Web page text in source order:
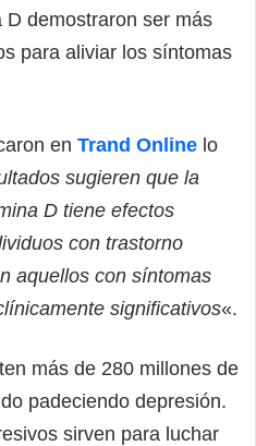
demostraron ser más
para aliviar los síntomas
en Trand Online lo
sugieren que la
D tiene efectos
con trastorno
aquellos con síntomas
significativos«.
más de 280 millones de
padeciendo depresión.
sirven para luchar